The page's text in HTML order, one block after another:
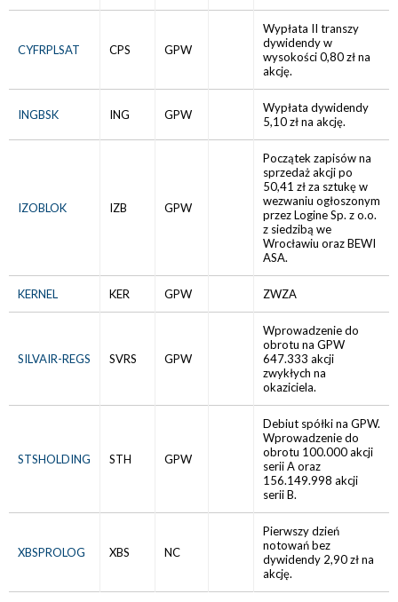
CYFRPLSAT CPS GPW
Wypłata II transzy
dywidendy w
wysokości 0,80 zł na
akcję.
INGBSK ING GPW
Wypłata dywidendy
5,10 zł na akcję.
IZOBLOK IZB GPW
Początek zapisów na
sprzedaż akcji po
50,41 zł za sztukę w
wezwaniu ogłoszonym
przez Logine Sp. z o.o.
z siedzibą we
Wrocławiu oraz BEWI
ASA.
KERNEL KER GPW ZWZA
SILVAIR-REGS SVRS GPW
Wprowadzenie do
obrotu na GPW
647.333 akcji
zwykłych na
okaziciela.
STSHOLDING STH GPW
Debiut spółki na GPW.
Wprowadzenie do
obrotu 100.000 akcji
serii A oraz
156.149.998 akcji
serii B.
XBSPROLOG XBS NC
Pierwszy dzień
notowań bez
dywidendy 2,90 zł na
akcję.